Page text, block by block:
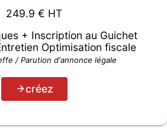
249.9 € HT
+ Inscription au Guichet
Optimisation fiscale
/ Parution d'annonce légale
créez